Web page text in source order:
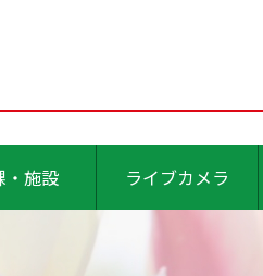
・施設 ライブカメラ